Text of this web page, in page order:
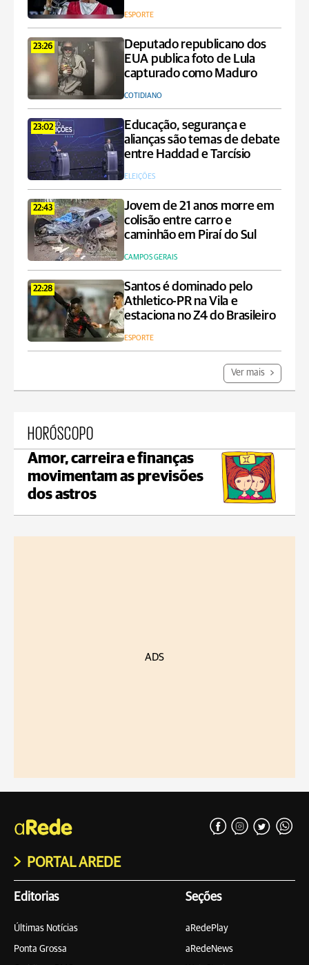
ESPORTE
23:26
Deputado republicano dos
EUA publica foto de Lula
capturado como Maduro
COTIDIANO
23:02
Educação, segurança e
alianças são temas de debate
entre Haddad e Tarcísio
ELEIÇÕES
22:43
Jovem de 21 anos morre em
colisão entre carro e
caminhão em Piraí do Sul
CAMPOS GERAIS
22:28
Santos é dominado pelo
Athletico-PR na Vila e
estaciona no Z4 do Brasileiro
ESPORTE
Ver mais
HORÓSCOPO
Amor, carreira e finanças
movimentam as previsões
dos astros
ADS
PORTAL AREDE
Editorias
Últimas Notícias
Ponta Grossa
Seções
aRedePlay
aRedeNews